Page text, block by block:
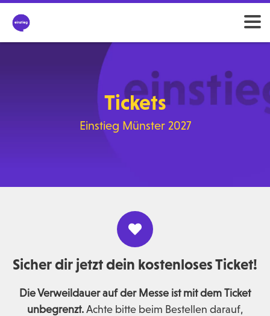
Tickets
Einstieg Münster 2027
Sicher dir jetzt dein kostenloses Ticket!
Die Verweildauer auf der Messe ist mit dem Ticket
unbegrenzt.Achte bitte beim Bestellen darauf,